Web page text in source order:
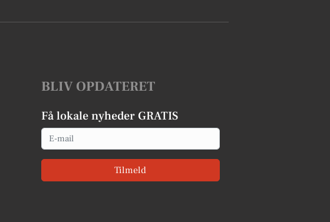
BLIV OPDATERET
Få lokale nyheder GRATIS
Email
Tilmeld